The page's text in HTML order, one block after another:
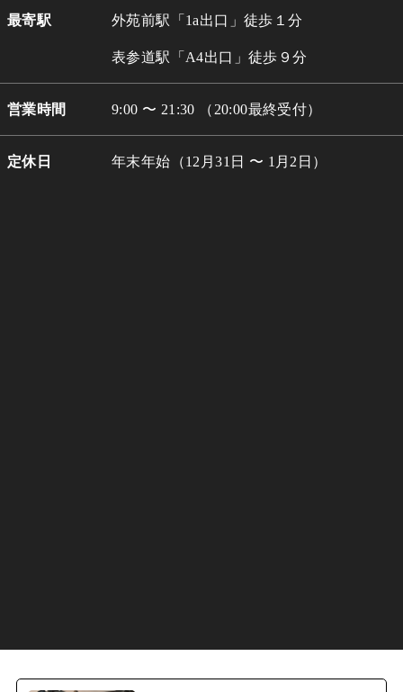
最寄駅 外苑前駅「1a出口」徒歩１分
表参道駅「A4出口」徒歩９分
営業時間 9:00 〜 21:30 （20:00最終受付）
定休日 年末年始（12月31日 〜 1月2日）